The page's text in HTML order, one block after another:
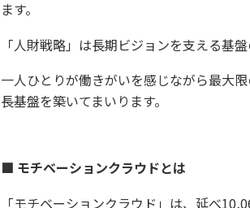
ます。
「人財戦略」は長期ビジョンを支える基盤
一人ひとりが働きがいを感じながら最大
長基盤を築いてまいります。
■ モチベーションクラウドとは
「モチベーションクラウド」は、延べ